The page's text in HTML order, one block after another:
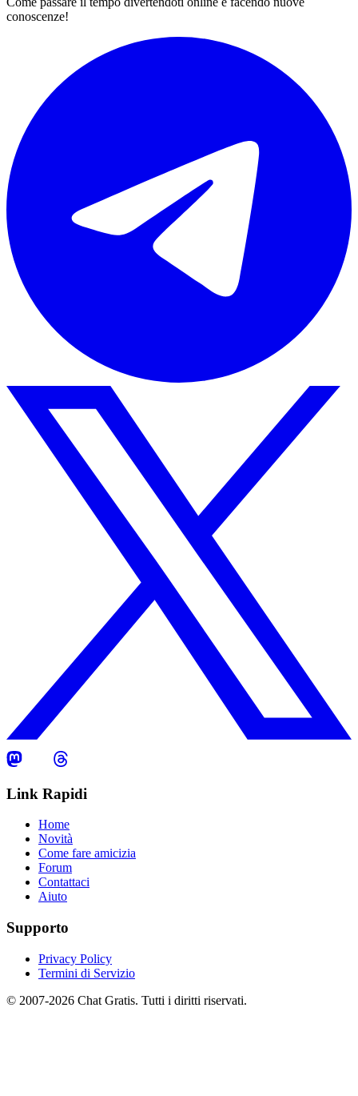
conoscenze!
Link Rapidi
Home
Novità
Come fare amicizia
Forum
Contattaci
Aiuto
Supporto
Privacy Policy
Termini di Servizio
© 2007-2026 Chat Gratis. Tutti i diritti riservati.